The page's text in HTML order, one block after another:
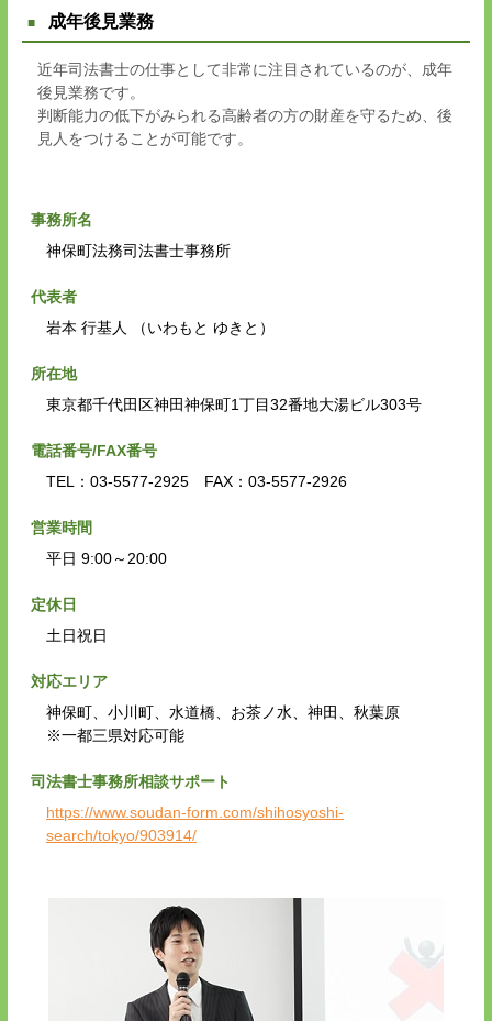
成年後見業務
近年司法書士の仕事として非常に注目されているのが、成年
後見業務です。
判断能力の低下がみられる高齢者の方の財産を守るため、後
見人をつけることが可能です。
事務所名
神保町法務司法書士事務所
代表者
岩本 行基人 （いわもと ゆきと）
所在地
東京都千代田区神田神保町1丁目32番地大湯ビル303号
電話番号/FAX番号
TEL：03-5577-2925 FAX：03-5577-2926
営業時間
平日 9:00～20:00
定休日
土日祝日
対応エリア
神保町、小川町、水道橋、お茶ノ水、神田、秋葉原
※一都三県対応可能
司法書士事務所相談サポート
https://www.soudan-form.com/shihosyoshi-
search/tokyo/903914/